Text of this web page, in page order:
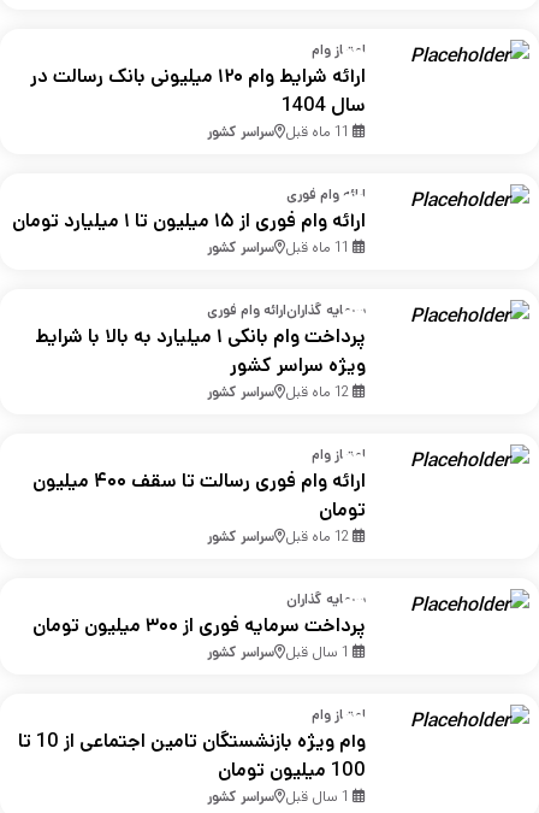
امتیاز وام
ارائه شرایط وام ۱۲۰ میلیونی بانک رسالت در
سال 1404
11 ماه قبل سراسر کشور
ارائه وام فوری
ارائه وام فوری از ۱۵ میلیون تا ۱ میلیارد تومان
11 ماه قبل سراسر کشور
سرمایه گذارانارائه وام فوری
پرداخت وام بانکی ۱ میلیارد به بالا با شرایط
ویژه سراسر کشور
12 ماه قبل سراسر کشور
امتیاز وام
ارائه وام فوری رسالت تا سقف ۴۰۰ میلیون
تومان
12 ماه قبل سراسر کشور
سرمایه گذاران
پرداخت سرمایه فوری از ۳۰۰ میلیون تومان
1 سال قبل سراسر کشور
امتیاز وام
وام ویژه بازنشستگان تامین اجتماعی از 10 تا
100 میلیون تومان
1 سال قبل سراسر کشور